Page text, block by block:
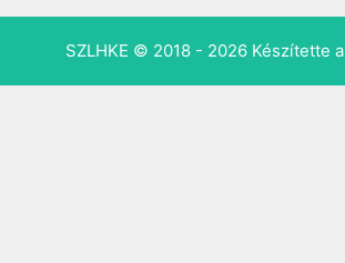
SZLHKE © 2018 - 2026 Készítette a